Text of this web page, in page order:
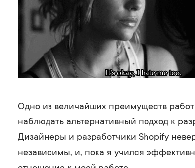
Одно из величайших преимуществ
наблюдать альтернативный подход к
Дизайнеры и разработчики Shopify
независимы, и, пока я учился